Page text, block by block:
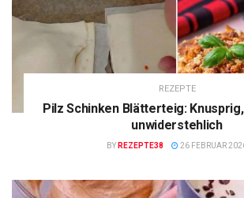
REZEPTE
Pilz Schinken Blätterteig:
unwiderstehlich
BY REZEPTE38 26 FEBRUAR